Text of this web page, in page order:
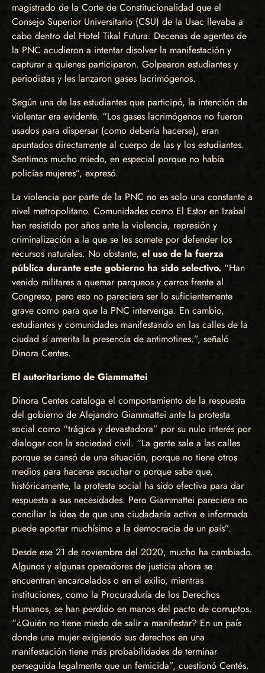
magistrado de la Corte de Constitucionalidad que el
Consejo Superior Universitario (CSU) de la Usac llevaba a
cabo dentro del Hotel Tikal Futura. Decenas de agentes de
la PNC acudieron a intentar disolver la manifestación y
capturar a quienes participaron. Golpearon estudiantes y
periodistas y les lanzaron gases lacrimógenos.
Según una de las estudiantes que participó, la intención de
violentar era evidente. “Los gases lacrimógenos no fueron
usados para dispersar (como debería hacerse), eran
apuntados directamente al cuerpo de las y los estudiantes.
Sentimos mucho miedo, en especial porque no había
policías mujeres”, expresó.
La violencia por parte de la PNC no es solo una constante a
nivel metropolitano. Comunidades como El Estor en Izabal
han resistido por años ante la violencia, represión y
criminalización a la que se les somete por defender los
recursos naturales. No obstante, el uso de la fuerza
pública durante este gobierno ha sido selectivo. “Han
venido militares a quemar parqueos y carros frente al
Congreso, pero eso no pareciera ser lo suficientemente
grave como para que la PNC intervenga. En cambio,
estudiantes y comunidades manifestando en las calles de la
ciudad sí amerita la presencia de antimotines.”, señaló
Dinora Centes.
El autoritarismo de Giammattei
Dinora Centes cataloga el comportamiento de la respuesta
del gobierno de Alejandro Giammattei ante la protesta
social como “trágica y devastadora” por su nulo interés por
dialogar con la sociedad civil. “La gente sale a las calles
porque se cansó de una situación, porque no tiene otros
medios para hacerse escuchar o porque sabe que,
históricamente, la protesta social ha sido efectiva para dar
respuesta a sus necesidades. Pero Giammattei pareciera no
conciliar la idea de que una ciudadanía activa e informada
puede aportar muchísimo a la democracia de un país”.
Desde ese 21 de noviembre del 2020, mucho ha cambiado.
Algunos y algunas operadores de justicia ahora se
encuentran encarcelados o en el exilio, mientras
instituciones, como la Procuraduría de los Derechos
Humanos, se han perdido en manos del pacto de corruptos.
“¿Quién no tiene miedo de salir a manifestar? En un país
donde una mujer exigiendo sus derechos en una
manifestación tiene más probabilidades de terminar
perseguida legalmente que un femicida”, cuestionó Centés.